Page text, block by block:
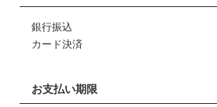
銀行振込
カード決済
お支払い期限